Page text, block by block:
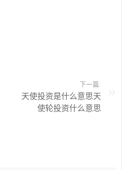
下一篇:
天使投资是什么意思天
使轮投资什么意思